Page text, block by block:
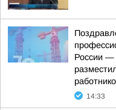
России —
14:33